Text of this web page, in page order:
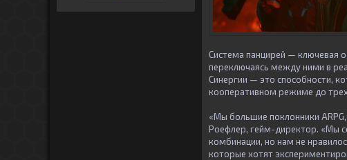
Система панцирей — ключевая
переключаясь между ними в
Синергии — это способности,
кооперативном режиме до
«Мы большие поклонники
Роефлер, гейм-директор. «Мы
комбинации, но нам не
которые хотят